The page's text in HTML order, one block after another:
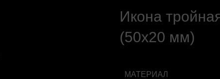
Икона
(50х20 мм)
МАТЕРИАЛ